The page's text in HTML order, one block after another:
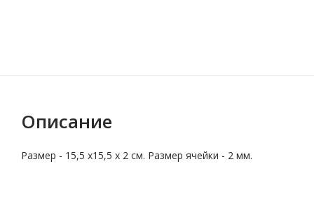
Описание
Размер - 15,5 х15,5 х 2 см. Размер ячейки - 2 мм.